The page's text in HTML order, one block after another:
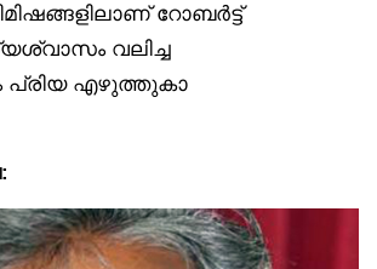
റോബർട്ട്
വലിച്ച
പ്രിയ എഴുത്തുകാ